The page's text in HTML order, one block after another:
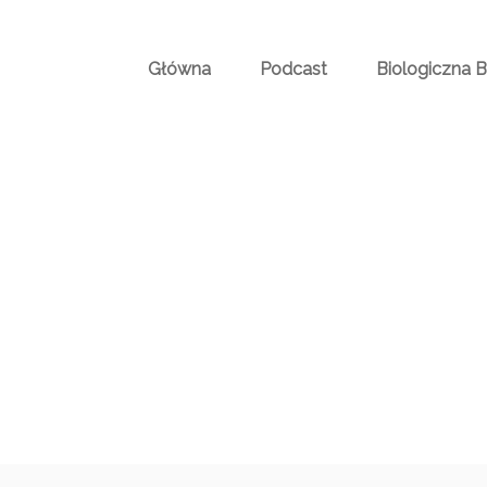
Główna Podcast Biologiczna